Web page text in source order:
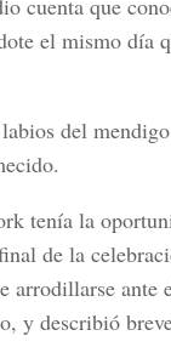
cuenta que
el mismo día
del
tenía la
de la
ante
y describió